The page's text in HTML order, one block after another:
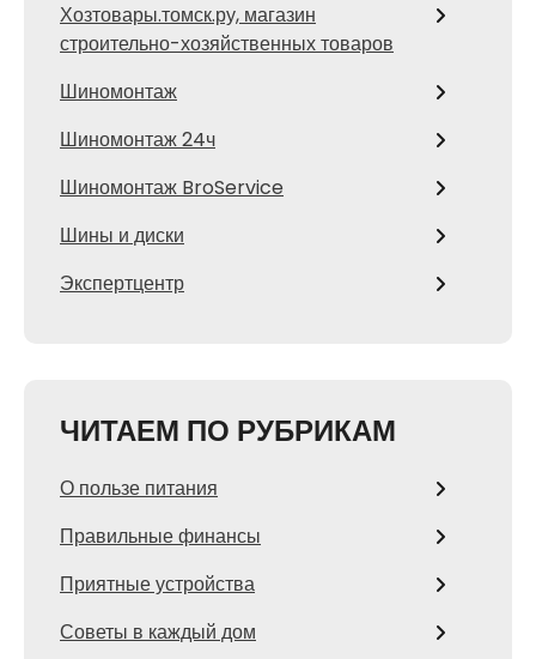
Хозтовары.томск.ру, магазин
строительно-хозяйственных товаров
Шиномонтаж
Шиномонтаж 24ч
Шиномонтаж BroService
Шины и диски
Экспертцентр
ЧИТАЕМ ПО РУБРИКАМ
О пользе питания
Правильные финансы
Приятные устройства
Советы в каждый дом